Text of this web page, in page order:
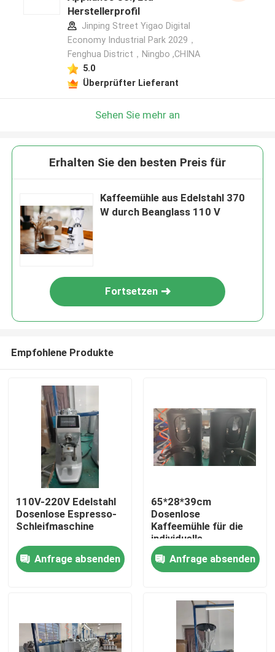
Haus
VR Show
Herstellerprofil
Jinping Street Yigao Digital
Economy Industrial Park 2029，
Fenghua District，Ningbo ,CHINA
5.0
Überprüfter Lieferant
Sehen Sie mehr an
Erhalten Sie den besten Preis für
Kaffeemühle aus Edelstahl 370
W durch Beanglass 110 V
Fortsetzen
Empfohlene Produkte
110V-220V Edelstahl
Dosenlose Espresso-
Schleifmaschine
Anfrage absenden
65*28*39cm
Dosenlose
Kaffeemühle für die
individuelle
Kaffeepulvermahlung
Anfrage absenden